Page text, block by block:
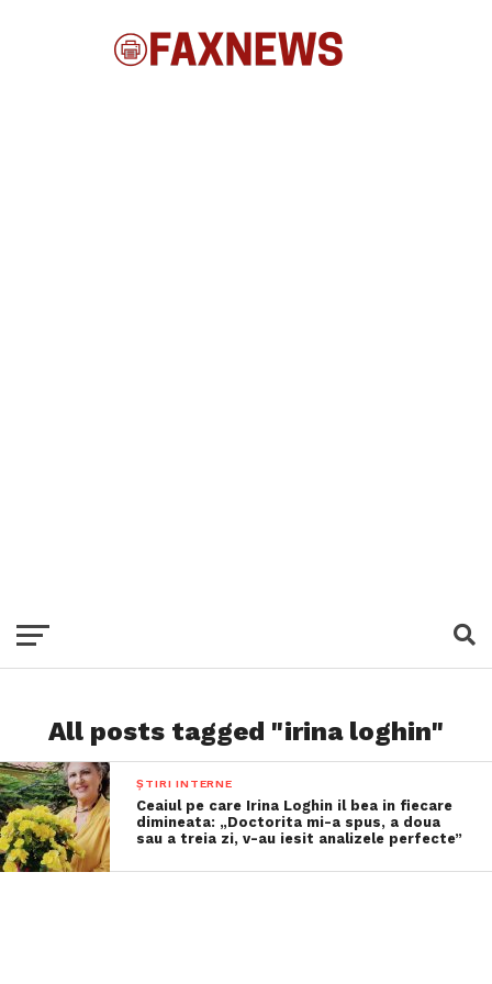
All posts tagged "irina loghin"
ȘTIRI INTERNE
Ceaiul pe care Irina Loghin il bea in fiecare
dimineata: „Doctorita mi-a spus, a doua
sau a treia zi, v-au iesit analizele perfecte”